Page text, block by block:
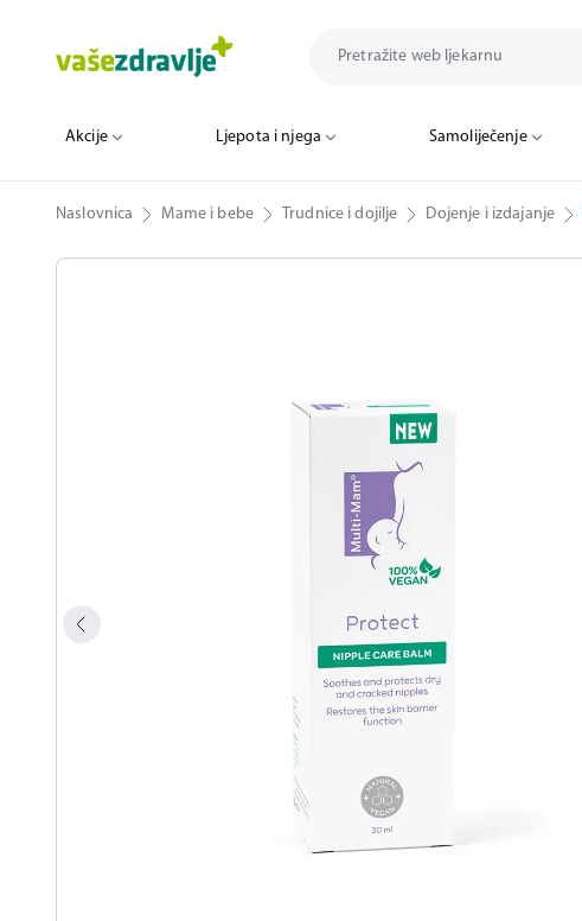
Akcije Ljepota i njega Samoliječenje
Naslovnica Mame i bebe Trudnice i dojilje Dojenje i izdajanje